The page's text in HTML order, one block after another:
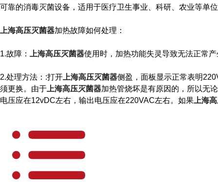
可靠的消毒灭菌设备，适用于医疗卫生事业、科研、农业等单
上海高压灭菌器加热故障如何处理：
1.故障： 上海高压灭菌器使用时，加热功能失灵导致无法正常
2.处理方法：:打开 上海高压灭菌器侧盈，面板显示正常表明
须更换。由于 上海高压灭菌器加热管烧坏是有原因的，所以无
电压应在12vDC左右，输出电压应在220VAC左右。如果 上海